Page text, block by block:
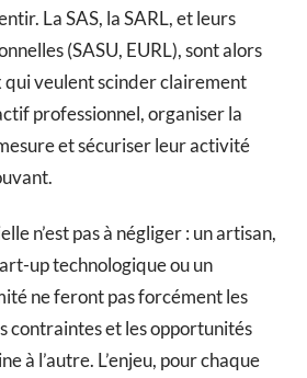
La SAS, la SARL, et leurs
(SASU, EURL), sont alors
qui veulent scinder clairement
professionnel, organiser la
et sécuriser leur activité
n’est pas à négliger : un artisan,
up technologique ou un
ne feront pas forcément les
contraintes et les opportunités
à l’autre. L’enjeu, pour chaque